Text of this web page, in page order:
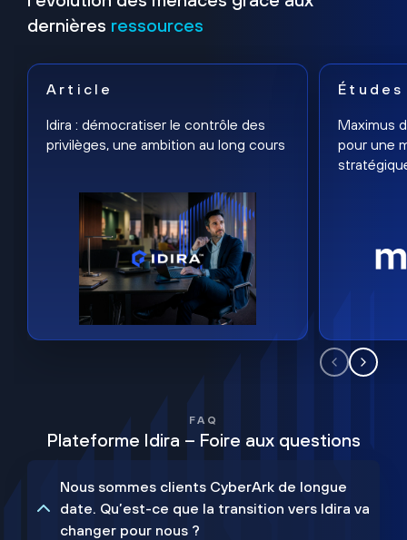
dernières ressources
Article
Idira : démocratiser le contrôle des
privilèges, une ambition au long cours
Études
Maximus
pour une
FAQ
Plateforme Idira – Foire aux questions
Nous sommes clients CyberArk de longue
date. Qu’est-ce que la transition vers Idira va
changer pour nous ?